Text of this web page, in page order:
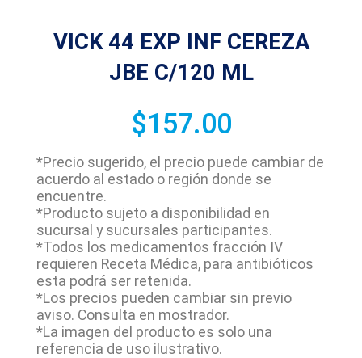
VICK 44 EXP INF CEREZA
JBE C/120 ML
$157.00
*Precio sugerido, el precio puede cambiar de
acuerdo al estado o región donde se
encuentre.
*Producto sujeto a disponibilidad en
sucursal y sucursales participantes.
*Todos los medicamentos fracción IV
requieren Receta Médica, para antibióticos
esta podrá ser retenida.
*Los precios pueden cambiar sin previo
aviso. Consulta en mostrador.
*La imagen del producto es solo una
referencia de uso ilustrativo.